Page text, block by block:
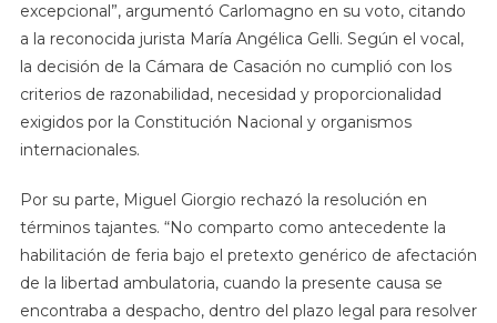
excepcional”, argumentó Carlomagno en su voto, citando
a la reconocida jurista María Angélica Gelli. Según el vocal,
la decisión de la Cámara de Casación no cumplió con los
criterios de razonabilidad, necesidad y proporcionalidad
exigidos por la Constitución Nacional y organismos
internacionales.
Por su parte, Miguel Giorgio rechazó la resolución en
términos tajantes. “No comparto como antecedente la
habilitación de feria bajo el pretexto genérico de afectación
de la libertad ambulatoria, cuando la presente causa se
encontraba a despacho, dentro del plazo legal para resolver